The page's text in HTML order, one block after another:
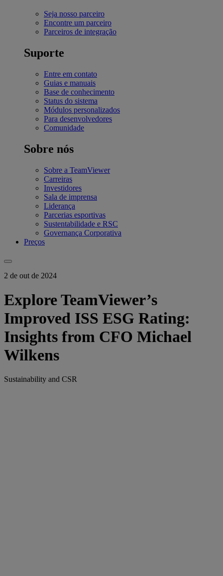
Seja nosso parceiro
Encontre um parceiro
Parceiros de integração
Suporte
Entre em contato
Guias e manuais
Base de conhecimento
Status do sistema
Módulos personalizados
Para desenvolvedores
Comunidade
Sobre nós
Sobre a TeamViewer
Carreiras
Investidores
Sala de imprensa
Liderança
Parcerias esportivas
Sustentabilidade e RSC
Governança Corporativa
Preços
2 de out de 2024
Explore TeamViewer’s
Improved ISS ESG Rating:
Insights from CFO Michael
Wilkens
Sustainability and CSR